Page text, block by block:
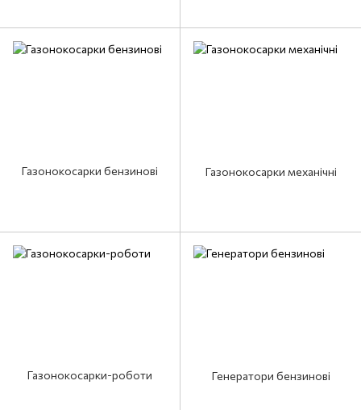
Газонокосарки бензинові Газонокосарки механічні
Газонокосарки-роботи Генератори бензинові